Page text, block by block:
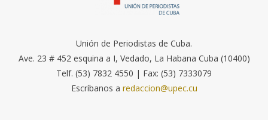
Unión de Periodistas de Cuba.
Ave. 23 # 452 esquina a I, Vedado, La Habana Cuba (10400)
Telf. (53) 7832 4550 | Fax: (53) 7333079
Escríbanos a redaccion@upec.cu